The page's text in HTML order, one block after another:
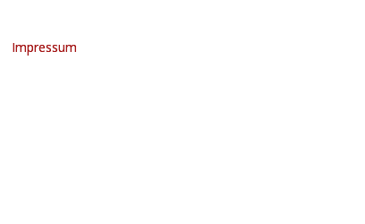
Impressum